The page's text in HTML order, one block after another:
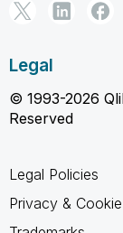
Legal
© 1993-2026
Reserved
Legal Policies
Privacy &